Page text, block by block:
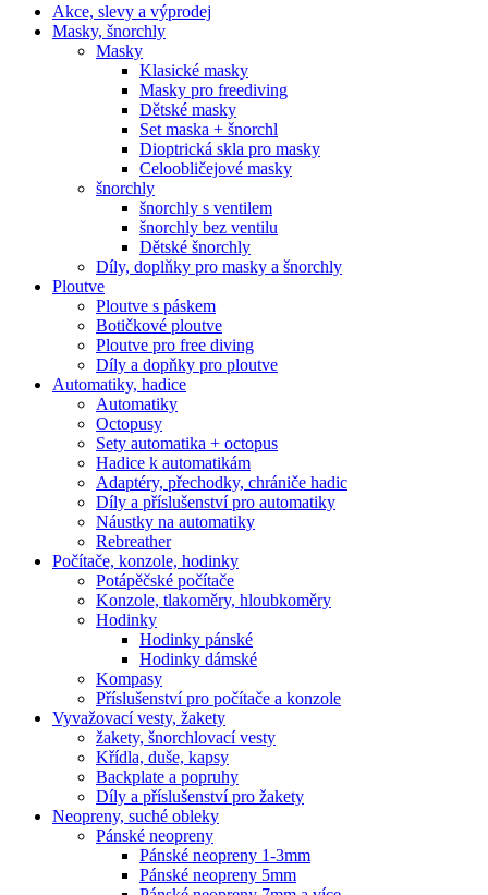
Akce, slevy a výprodej
Masky, šnorchly
Masky
Klasické masky
Masky pro freediving
Dětské masky
Set maska + šnorchl
Dioptrická skla pro masky
Celoobličejové masky
šnorchly
šnorchly s ventilem
šnorchly bez ventilu
Dětské šnorchly
Díly, doplňky pro masky a šnorchly
Ploutve
Ploutve s páskem
Botičkové ploutve
Ploutve pro free diving
Díly a dopňky pro ploutve
Automatiky, hadice
Automatiky
Octopusy
Sety automatika + octopus
Hadice k automatikám
Adaptéry, přechodky, chrániče hadic
Díly a příslušenství pro automatiky
Náustky na automatiky
Rebreather
Počítače, konzole, hodinky
Potápěčské počítače
Konzole, tlakoměry, hloubkoměry
Hodinky
Hodinky pánské
Hodinky dámské
Kompasy
Příslušenství pro počítače a konzole
Vyvažovací vesty, žakety
žakety, šnorchlovací vesty
Křídla, duše, kapsy
Backplate a popruhy
Díly a příslušenství pro žakety
Neopreny, suché obleky
Pánské neopreny
Pánské neopreny 1-3mm
Pánské neopreny 5mm